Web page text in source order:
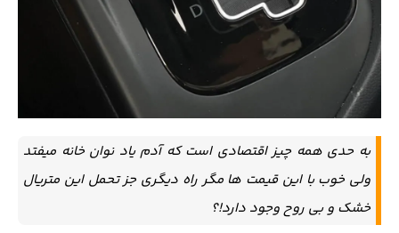
به حدی همه چیز اقتصادی است که آدم یاد نوان خانه میفتد
ولی خوب با این قیمت ها مگر راه دیگری جز تحمل این متریال
خشک و بی روح وجود دارد!؟